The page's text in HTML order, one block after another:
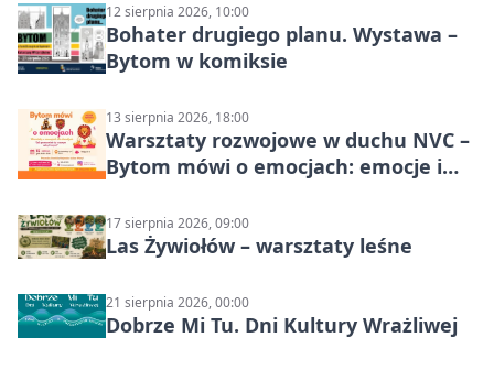
12 sierpnia 2026, 10:00
Bohater drugiego planu. Wystawa –
Bytom w komiksie
13 sierpnia 2026, 18:00
Warsztaty rozwojowe w duchu NVC –
Bytom mówi o emocjach: emocje i
17 sierpnia 2026, 09:00
Las Żywiołów – warsztaty leśne
21 sierpnia 2026, 00:00
Dobrze Mi Tu. Dni Kultury Wrażliwej